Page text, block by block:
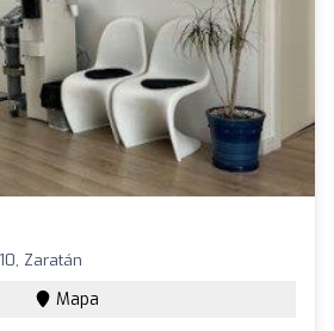
Zaratán
Mapa